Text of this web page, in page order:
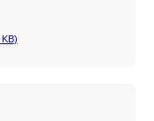
KB)